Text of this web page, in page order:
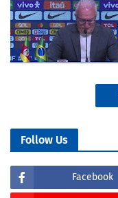
Follow Us
Facebook